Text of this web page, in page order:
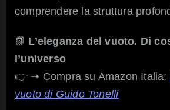
comprendere la struttura
📗 L’eleganza del vuoto. Di
l’universo
👉 ➝ Compra su Amazon Italia:
vuoto di Guido Tonelli